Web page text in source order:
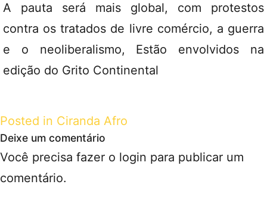
A pauta será mais global, com protestos
contra os tratados de livre comércio, a guerra
e o neoliberalismo, Estão envolvidos na
edição do Grito Continental
Posted in Ciranda Afro
Deixe um comentário
Você precisa fazer o login para publicar um
comentário.